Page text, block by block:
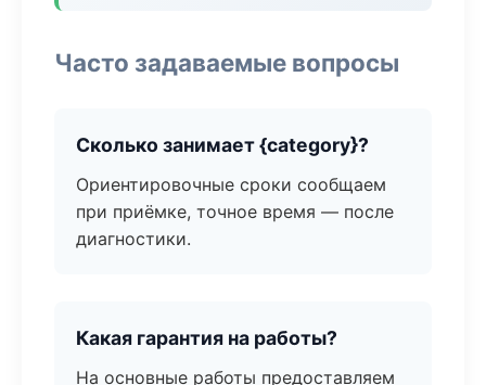
Часто задаваемые вопросы
Сколько занимает {category}?
Ориентировочные сроки сообщаем
при приёмке, точное время — после
диагностики.
Какая гарантия на работы?
На основные работы предоставляем